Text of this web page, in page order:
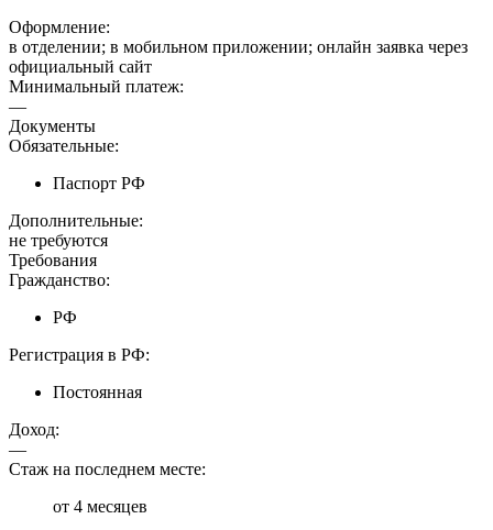
Оформление:
в отделении; в мобильном приложении; онлайн заявка через
официальный сайт
Минимальный платеж:
—
Документы
Обязательные:
Паспорт РФ
Дополнительные:
не требуются
Требования
Гражданство:
РФ
Регистрация в РФ:
Постоянная
Доход:
—
Стаж на последнем месте:
от 4 месяцев